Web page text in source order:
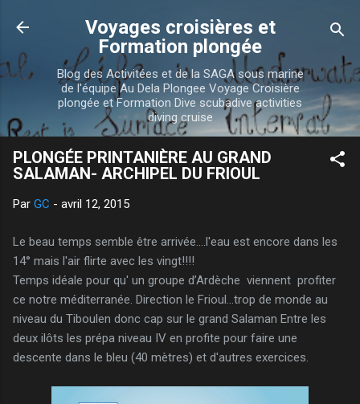
Accéder au contenu principal
Voyages croisières et
Formation plongée
Blog des Activitées et de la SAGA sous marine
de l'équipe Au Dela Plongee Voyage Croisière
plongée et Formation Dive scubadive activities
diving cruise
PLONGÉE PRINTANIÈRE AU GRAND
SALAMAN- ARCHIPEL DU FRIOUL
Par GC - avril 12, 2015
Le beau temps semble être arrivée....l'eau est encore dans les
14° mais l'air flirte avec les vingt!!!!
Temps idéale pour qu' un groupe d’Ardèche viennent profiter
ce notre méditerranée. Direction le Frioul...trop de monde au
niveau du Tiboulen donc cap sur le grand Salaman Entre les
deux ilôts les prépa niveau IV en profite pour faire une
descente dans le bleu (40 mètres) et d'autres exercices.